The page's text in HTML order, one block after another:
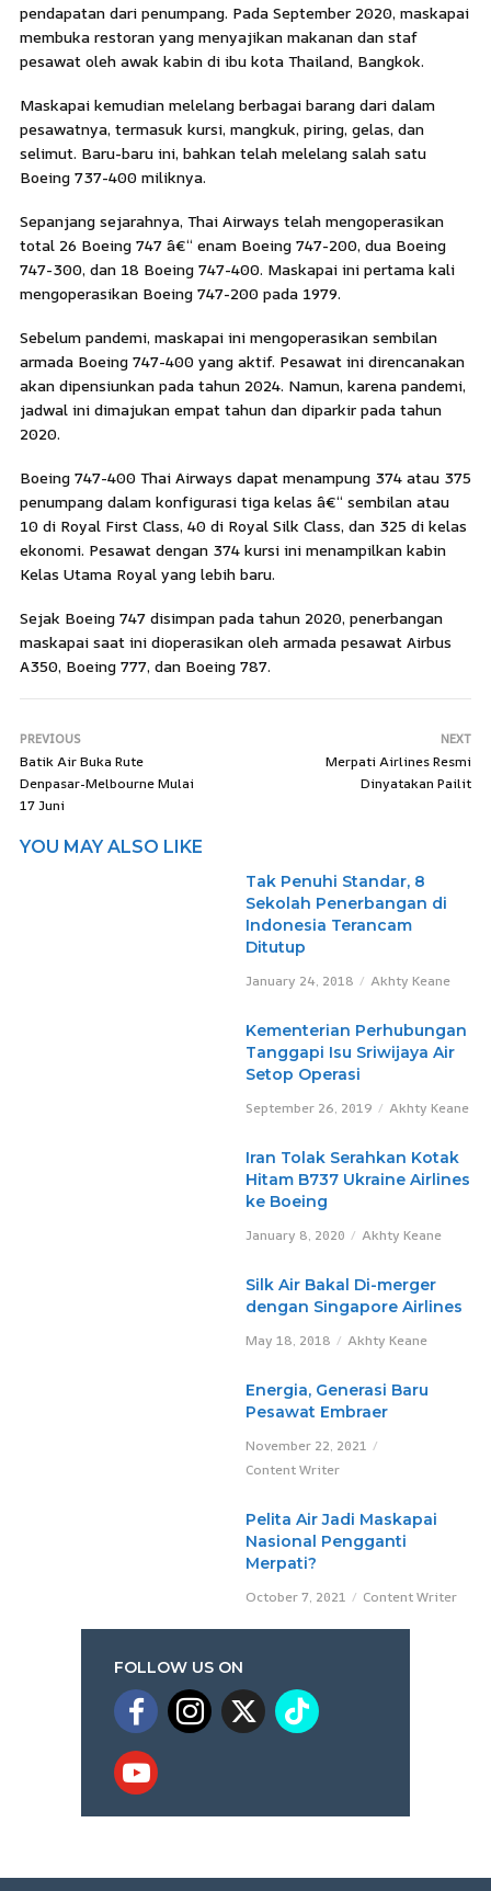
pendapatan dari penumpang. Pada September 2020, maskapai
membuka restoran yang menyajikan makanan dan staf
pesawat oleh awak kabin di ibu kota Thailand, Bangkok.
Maskapai kemudian melelang berbagai barang dari dalam
pesawatnya, termasuk kursi, mangkuk, piring, gelas, dan
selimut. Baru-baru ini, bahkan telah melelang salah satu
Boeing 737-400 miliknya.
Sepanjang sejarahnya, Thai Airways telah mengoperasikan
total 26 Boeing 747 â€“ enam Boeing 747-200, dua Boeing
747-300, dan 18 Boeing 747-400. Maskapai ini pertama kali
mengoperasikan Boeing 747-200 pada 1979.
Sebelum pandemi, maskapai ini mengoperasikan sembilan
armada Boeing 747-400 yang aktif. Pesawat ini direncanakan
akan dipensiunkan pada tahun 2024. Namun, karena pandemi,
jadwal ini dimajukan empat tahun dan diparkir pada tahun
2020.
Boeing 747-400 Thai Airways dapat menampung 374 atau 375
penumpang dalam konfigurasi tiga kelas â€“ sembilan atau
10 di Royal First Class, 40 di Royal Silk Class, dan 325 di kelas
ekonomi. Pesawat dengan 374 kursi ini menampilkan kabin
Kelas Utama Royal yang lebih baru.
Sejak Boeing 747 disimpan pada tahun 2020, penerbangan
maskapai saat ini dioperasikan oleh armada pesawat Airbus
A350, Boeing 777, dan Boeing 787.
PREVIOUS
Batik Air Buka Rute
Denpasar-Melbourne Mulai
17 Juni
NEXT
Merpati Airlines Resmi
Dinyatakan Pailit
YOU MAY ALSO LIKE
Tak Penuhi Standar, 8
Sekolah Penerbangan di
Indonesia Terancam
Ditutup
January 24, 2018 Akhty Keane
Kementerian Perhubungan
Tanggapi Isu Sriwijaya Air
Setop Operasi
September 26, 2019 Akhty Keane
Iran Tolak Serahkan Kotak
Hitam B737 Ukraine Airlines
ke Boeing
January 8, 2020 Akhty Keane
Silk Air Bakal Di-merger
dengan Singapore Airlines
May 18, 2018 Akhty Keane
Energia, Generasi Baru
Pesawat Embraer
November 22, 2021
Content Writer
Pelita Air Jadi Maskapai
Nasional Pengganti
Merpati?
October 7, 2021 Content Writer
FOLLOW US ON